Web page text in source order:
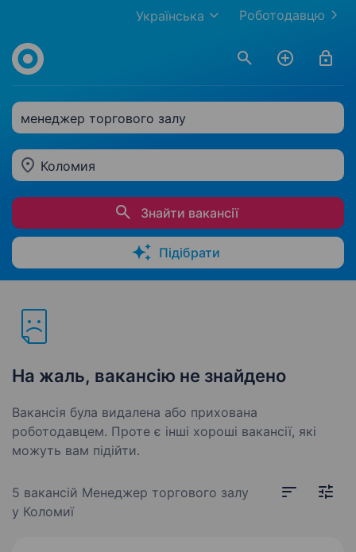
Роботодавцю
Українська
менеджер торгового залу
Коломия
Знайти вакансії
Підібрати
На жаль, вакансію не знайдено
Вакансія була видалена або прихована
роботодавцем. Проте є інші хороші вакансії, які
можуть вам підійти.
5 вакансій Менеджер торгового залу
у Коломиї